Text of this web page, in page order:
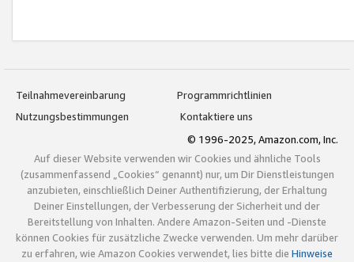
Teilnahmevereinbarung
Programmrichtlinien
Nutzungsbestimmungen
Kontaktiere uns
© 1996-2025, Amazon.com, Inc.
Auf dieser Website verwenden wir Cookies und ähnliche Tools
(zusammenfassend „Cookies“ genannt) nur, um Dir Dienstleistungen
anzubieten, einschließlich Deiner Authentifizierung, der Erhaltung
Deiner Einstellungen, der Verbesserung der Sicherheit und der
Bereitstellung von Inhalten. Andere Amazon-Seiten und -Dienste
können Cookies für zusätzliche Zwecke verwenden. Um mehr darüber
zu erfahren, wie Amazon Cookies verwendet, lies bitte die Hinweise